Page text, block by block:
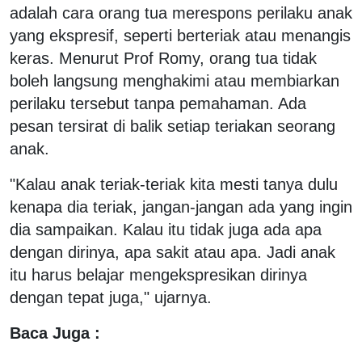
adalah cara orang tua merespons perilaku anak
yang ekspresif, seperti berteriak atau menangis
keras. Menurut Prof Romy, orang tua tidak
boleh langsung menghakimi atau membiarkan
perilaku tersebut tanpa pemahaman. Ada
pesan tersirat di balik setiap teriakan seorang
anak.
"Kalau anak teriak-teriak kita mesti tanya dulu
kenapa dia teriak, jangan-jangan ada yang ingin
dia sampaikan. Kalau itu tidak juga ada apa
dengan dirinya, apa sakit atau apa. Jadi anak
itu harus belajar mengekspresikan dirinya
dengan tepat juga," ujarnya.
Baca Juga :